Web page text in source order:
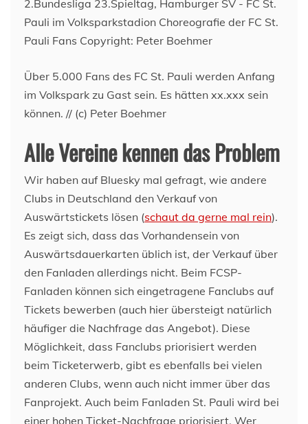
Über 5.000 Fans des FC St. Pauli werden Anfang
im Volkspark zu Gast sein. Es hätten xx.xxx sein
können. // (c) Peter Boehmer
Alle Vereine kennen das Problem
Wir haben auf Bluesky mal gefragt, wie andere
Clubs in Deutschland den Verkauf von
Auswärtstickets lösen (schaut da gerne mal rein).
Es zeigt sich, dass das Vorhandensein von
Auswärtsdauerkarten üblich ist, der Verkauf über
den Fanladen allerdings nicht. Beim FCSP-
Fanladen können sich eingetragene Fanclubs auf
Tickets bewerben (auch hier übersteigt natürlich
häufiger die Nachfrage das Angebot). Diese
Möglichkeit, dass Fanclubs priorisiert werden
beim Ticketerwerb, gibt es ebenfalls bei vielen
anderen Clubs, wenn auch nicht immer über das
Fanprojekt. Auch beim Fanladen St. Pauli wird bei
einer hohen Ticket-Nachfrage priorisiert. Wer